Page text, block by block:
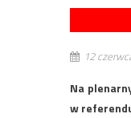
12
Na
w